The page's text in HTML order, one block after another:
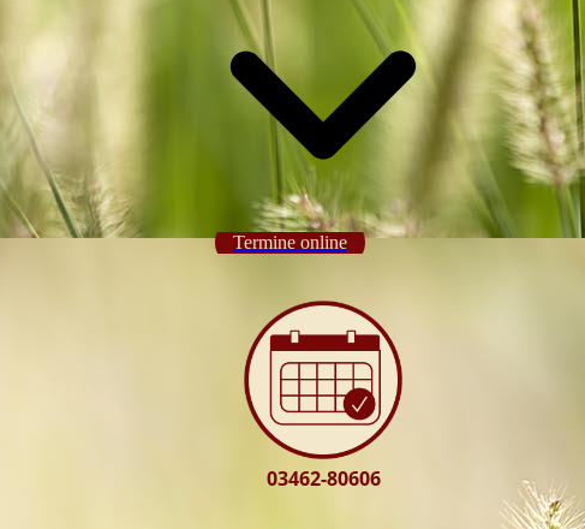
Termine online
03462-80606